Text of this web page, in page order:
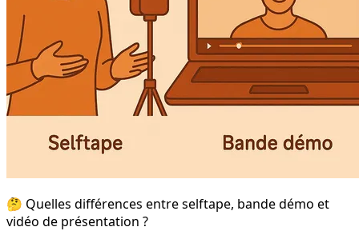
🤔 Quelles différences entre selftape, bande démo et
vidéo de présentation ?